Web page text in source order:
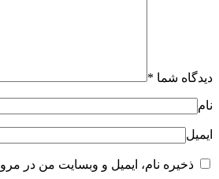
دیدگاه شما *
نام
ایمیل
ذخیره نام، ایمیل و وبسایت من در